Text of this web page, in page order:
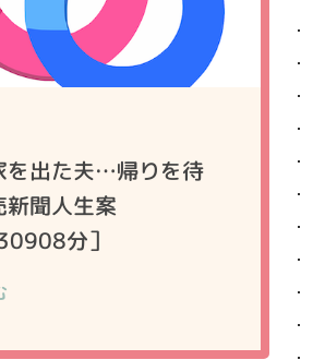
を出た夫…帰りを待
新聞人生案
分］